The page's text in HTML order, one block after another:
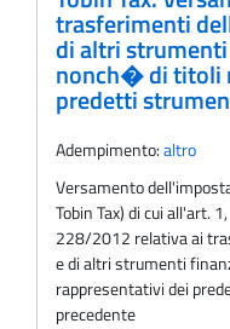
trasferimenti
di altri
nonch� di titoli
predetti
Adempimento:altro
Versamento
Tobin Tax) di cui all'art.
228/2012 relativa ai
e di altri strumenti
rappresentativi dei
precedente